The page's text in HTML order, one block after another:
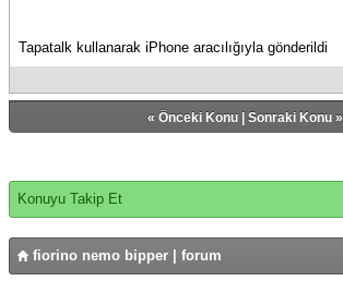
Tapatalk kullanarak iPhone aracılığıyla gönderildi
« Önceki Konu| Sonraki Konu»
Konuyu Takip Et
fiorino nemo bipper | forum